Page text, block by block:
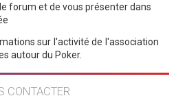
forum et de vous présenter dans
sur l'activité de l'association
autour du Poker.
CONTACTER